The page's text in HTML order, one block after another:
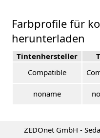
Farbprofile für
herunterladen
Tintenhersteller
Compatible
noname
ZEDOnet GmbH -